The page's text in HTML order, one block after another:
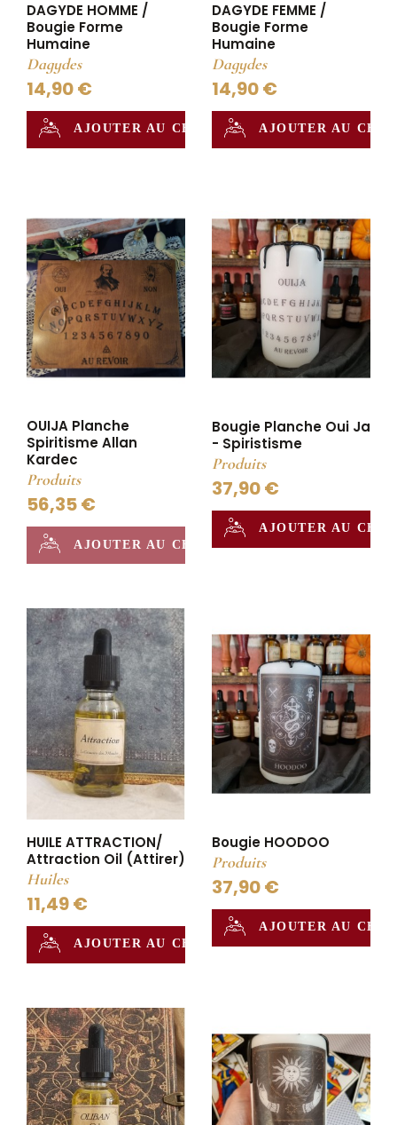
DAGYDE HOMME /
Bougie Forme
Humaine
Dagydes
14,90 €
AJOUTER AU CHAUDRON
DAGYDE FEMME /
Bougie Forme
Humaine
Dagydes
14,90 €
AJOUTER AU
OUIJA Planche
Spiritisme Allan
Kardec
Produits
56,35 €
AJOUTER AU CHAUDRON
Bougie Planche Oui Ja
- Spiristisme
Produits
37,90 €
AJOUTER AU
HUILE ATTRACTION/
Attraction Oil (Attirer)
Huiles
11,49 €
AJOUTER AU CHAUDRON
Bougie HOODOO
Produits
37,90 €
AJOUTER AU